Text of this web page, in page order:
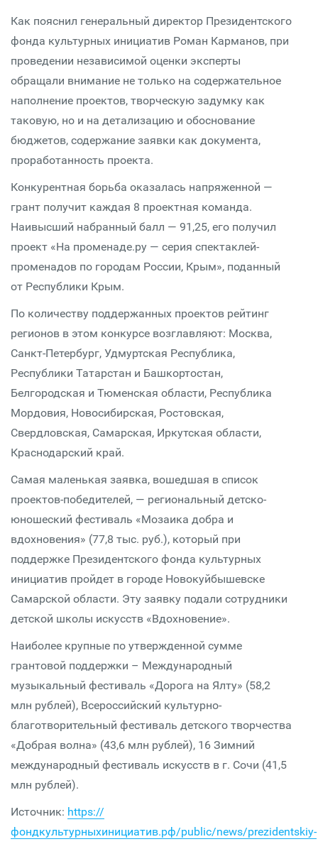
Как пояснил генеральный директор Президентского
фонда культурных инициатив Роман Карманов, при
проведении независимой оценки эксперты
обращали внимание не только на содержательное
наполнение проектов, творческую задумку как
таковую, но и на детализацию и обоснование
бюджетов, содержание заявки как документа,
проработанность проекта.
Конкурентная борьба оказалась напряженной —
грант получит каждая 8 проектная команда.
Наивысший набранный балл — 91,25, его получил
проект «На променаде.ру — серия спектаклей-
променадов по городам России, Крым», поданный
от Республики Крым.
По количеству поддержанных проектов рейтинг
регионов в этом конкурсе возглавляют: Москва,
Санкт-Петербург, Удмуртская Республика,
Республики Татарстан и Башкортостан,
Белгородская и Тюменская области, Республика
Мордовия, Новосибирская, Ростовская,
Свердловская, Самарская, Иркутская области,
Краснодарский край.
Самая маленькая заявка, вошедшая в список
проектов-победителей, — региональный детско-
юношеский фестиваль «Мозаика добра и
вдохновения» (77,8 тыс. руб.), который при
поддержке Президентского фонда культурных
инициатив пройдет в городе Новокуйбышевске
Самарской области. Эту заявку подали сотрудники
детской школы искусств «Вдохновение».
Наиболее крупные по утвержденной сумме
грантовой поддержки – Международный
музыкальный фестиваль «Дорога на Ялту» (58,2
млн рублей), Всероссийский культурно-
благотворительный фестиваль детского творчества
«Добрая волна» (43,6 млн рублей), 16 Зимний
международный фестиваль искусств в г. Сочи (41,5
млн рублей).
Источник: https://
фондкультурныхинициатив.рф/public/news/prezidentskiy-